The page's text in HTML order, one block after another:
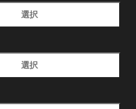
選択
選択